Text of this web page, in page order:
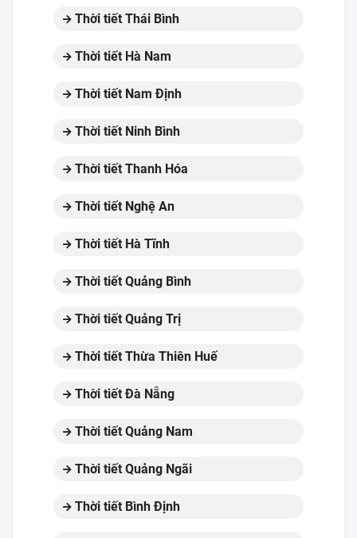
Thời tiết Thái Bình
Thời tiết Hà Nam
Thời tiết Nam Định
Thời tiết Ninh Bình
Thời tiết Thanh Hóa
Thời tiết Nghệ An
Thời tiết Hà Tĩnh
Thời tiết Quảng Bình
Thời tiết Quảng Trị
Thời tiết Thừa Thiên Huế
Thời tiết Đà Nẵng
Thời tiết Quảng Nam
Thời tiết Quảng Ngãi
Thời tiết Bình Định